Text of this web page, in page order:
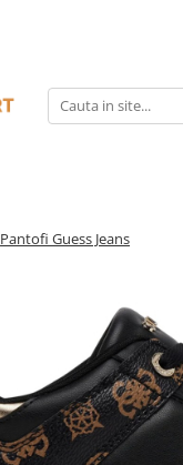
Pantofi Guess Jeans